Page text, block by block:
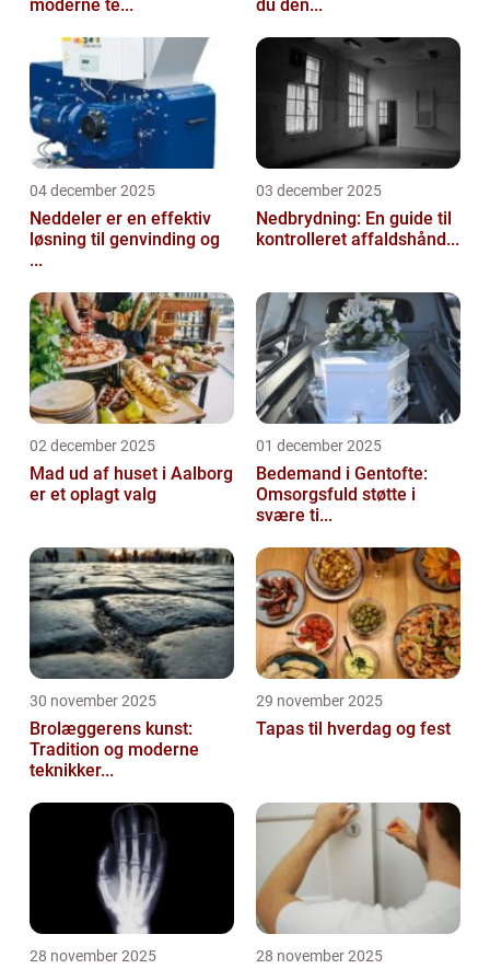
moderne te... du den...
04 december 2025
Neddeler er en effektiv
løsning til genvinding og
...
03 december 2025
Nedbrydning: En guide til
kontrolleret affaldshånd...
02 december 2025
Mad ud af huset i Aalborg
er et oplagt valg
01 december 2025
Bedemand i Gentofte:
Omsorgsfuld støtte i
svære ti...
30 november 2025
Brolæggerens kunst:
Tradition og moderne
teknikker...
29 november 2025
Tapas til hverdag og fest
28 november 2025 28 november 2025